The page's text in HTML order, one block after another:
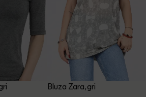
Bluza Zara, gri